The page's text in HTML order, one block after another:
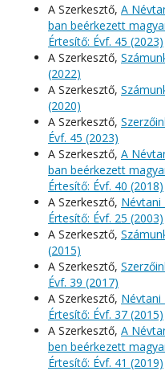
A Szerkesztő, A
ban beérkezett
Értesítő: Évf. 45 (2023)
A Szerkesztő,
(2022)
A Szerkesztő,
(2020)
A Szerkesztő,
Évf. 45 (2023)
A Szerkesztő, A
ban beérkezett
Értesítő: Évf. 40 (2018)
A Szerkesztő, Névtani
Értesítő: Évf. 25 (2003)
A Szerkesztő,
(2015)
A Szerkesztő,
Évf. 39 (2017)
A Szerkesztő, Névtani
Értesítő: Évf. 37 (2015)
A Szerkesztő, A
ben beérkezett
Értesítő: Évf. 41 (2019)